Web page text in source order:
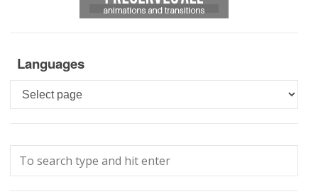
Languages
Languages